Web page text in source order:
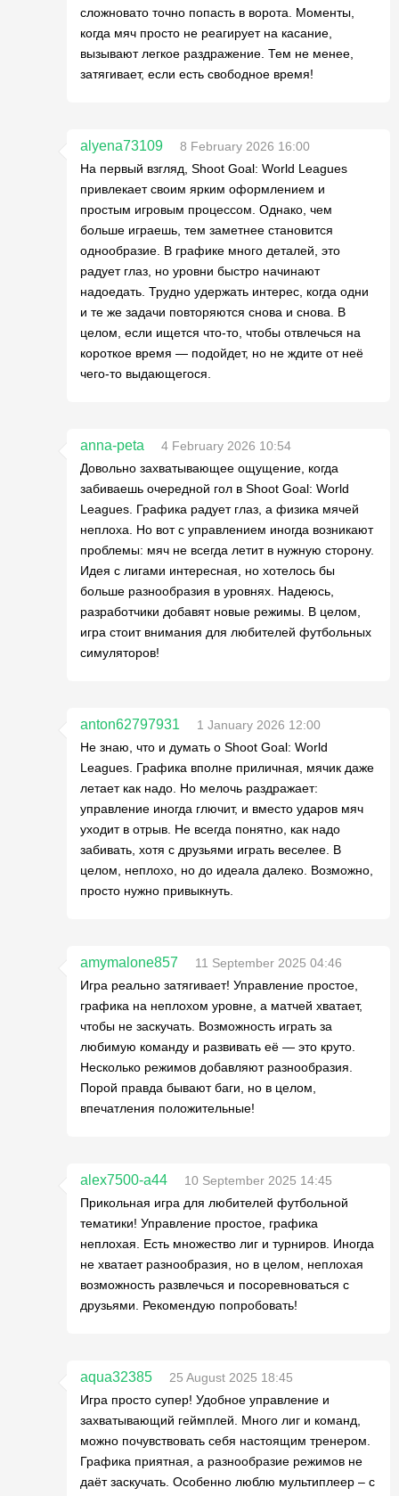
сложновато точно попасть в ворота. Моменты,
когда мяч просто не реагирует на касание,
вызывают легкое раздражение. Тем не менее,
затягивает, если есть свободное время!
alyena73109
8 February 2026 16:00
На первый взгляд, Shoot Goal: World Leagues
привлекает своим ярким оформлением и
простым игровым процессом. Однако, чем
больше играешь, тем заметнее становится
однообразие. В графике много деталей, это
радует глаз, но уровни быстро начинают
надоедать. Трудно удержать интерес, когда одни
и те же задачи повторяются снова и снова. В
целом, если ищется что-то, чтобы отвлечься на
короткое время — подойдет, но не ждите от неё
чего-то выдающегося.
anna-peta
4 February 2026 10:54
Довольно захватывающее ощущение, когда
забиваешь очередной гол в Shoot Goal: World
Leagues. Графика радует глаз, а физика мячей
неплоха. Но вот с управлением иногда возникают
проблемы: мяч не всегда летит в нужную сторону.
Идея с лигами интересная, но хотелось бы
больше разнообразия в уровнях. Надеюсь,
разработчики добавят новые режимы. В целом,
игра стоит внимания для любителей футбольных
симуляторов!
anton62797931
1 January 2026 12:00
Не знаю, что и думать о Shoot Goal: World
Leagues. Графика вполне приличная, мячик даже
летает как надо. Но мелочь раздражает:
управление иногда глючит, и вместо ударов мяч
уходит в отрыв. Не всегда понятно, как надо
забивать, хотя с друзьями играть веселее. В
целом, неплохо, но до идеала далеко. Возможно,
просто нужно привыкнуть.
amymalone857
11 September 2025 04:46
Игра реально затягивает! Управление простое,
графика на неплохом уровне, а матчей хватает,
чтобы не заскучать. Возможность играть за
любимую команду и развивать её — это круто.
Несколько режимов добавляют разнообразия.
Порой правда бывают баги, но в целом,
впечатления положительные!
alex7500-a44
10 September 2025 14:45
Прикольная игра для любителей футбольной
тематики! Управление простое, графика
неплохая. Есть множество лиг и турниров. Иногда
не хватает разнообразия, но в целом, неплохая
возможность развлечься и посоревноваться с
друзьями. Рекомендую попробовать!
aqua32385
25 August 2025 18:45
Игра просто супер! Удобное управление и
захватывающий геймплей. Много лиг и команд,
можно почувствовать себя настоящим тренером.
Графика приятная, а разнообразие режимов не
даёт заскучать. Особенно люблю мультиплеер – с